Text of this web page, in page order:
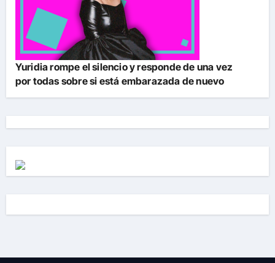
Yuridia rompe el silencio y responde de una vez
por todas sobre si está embarazada de nuevo